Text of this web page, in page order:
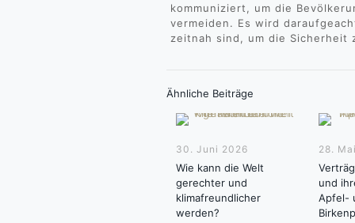
kommuniziert, um die
vermeiden. Es wird
zeitnah sind, um die Sicherheit
Ähnliche Beiträge
30. Juni 2026
Wie kann die Welt
gerechter und
klimafreundlicher
werden?
28.
und
Apfel-